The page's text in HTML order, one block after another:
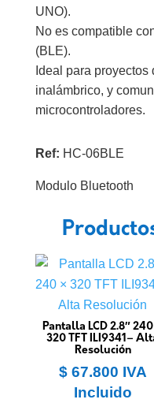
UNO).
No es compatible
(BLE).
Ideal para proyectos
inalámbrico, y
microcontroladores.
Ref: HC-06BLE
Modulo Bluetooth
Pantalla LCD 2.8″
320 TFT ILI9341–
Resolución
$67.800 IVA
Incluido